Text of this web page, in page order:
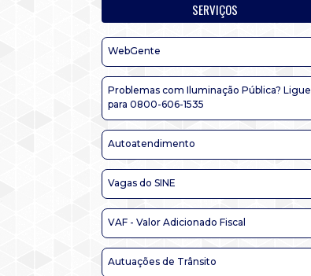
SERVIÇOS
WebGente
Problemas com Iluminação Pública? Ligue
para 0800-606-1535
Autoatendimento
Vagas do SINE
VAF - Valor Adicionado Fiscal
Autuações de Trânsito